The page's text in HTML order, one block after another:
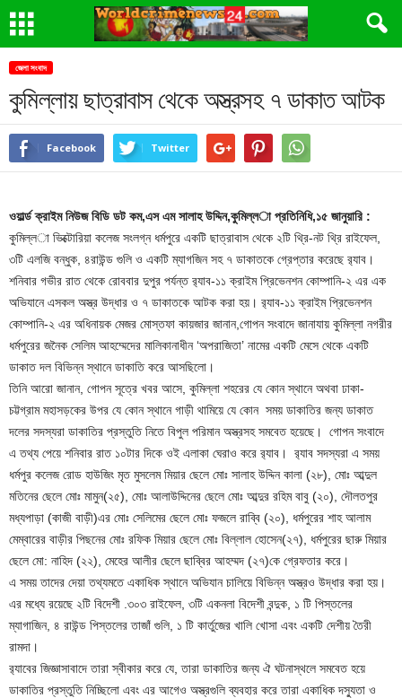
জেলা সংবাদ
কুমিল্লায় ছাত্রাবাস থেকে অস্ত্রসহ ৭ ডাকাত আটক
Facebook Twitter
ওয়ার্ল্ড ক্রাইম নিউজ বিডি ডট কম,এস এম সালাহ উদ্দিন,কুমিল্ল­া প্রতিনিধি,১৫ জানুয়ারি :
কুমিল্ল­া ভিক্টোরিয়া কলেজ সংলগ্ন ধর্মপুরে একটি ছাত্রাবাস থেকে ২টি থ্রি-নট থ্রি রাইফেল,
৩টি এলজি বন্ধুক, ৪রাউন্ড গুলি ও একটি ম্যাগজিন সহ ৭ ডাকাতকে গ্রেপ্তার করেছে র‌্যাব।
শনিবার গভীর রাত থেকে রোববার দুপুর পর্যন্ত র‌্যাব-১১ ক্রাইম প্রিভেনশন কোম্পানি-২ এর এক
অভিযানে এসকল অস্ত্র উদ্ধার ও ৭ ডাকাতকে আটক করা হয়। র‌্যাব-১১ ক্রাইম প্রিভেনশন
কোম্পানি-২ এর অধিনায়ক মেজর মোস্তফা কায়জার জানান,গোপন সংবাদে জানাযায় কুমিল্লা নগরীর
ধর্মপুরের জনৈক সেলিম আহম্মেদের মালিকানাধীন ‘অপরাজিতা’ নামের একটি মেসে থেকে একটি
ডাকাত দল বিভিন্ন স্থানে ডাকাতি করে আসছিলো।
তিনি আরো জানান, গোপন সূত্রে খবর আসে, কুমিল্লা শহরের যে কোন স্থানে অথবা ঢাকা-
চট্টগ্রাম মহাসড়কের উপর যে কোন স্থানে গাড়ী থামিয়ে যে কোন সময় ডাকাতির জন্য ডাকাত
দলের সদস্যরা ডাকাতির প্রস্তুতি নিতে বিপুল পরিমান অস্ত্রসহ সমবেত হয়েছে। গোপন সংবাদে
এ তথ্য পেয়ে শনিবার রাত ১০টার দিকে ওই এলাকা ঘেরাও করে র‌্যাব। র‌্যাব সদস্যরা এ সময়
ধর্মপুর কলেজ রোড হাউজিং মৃত মুসলেম মিয়ার ছেলে মোঃ সালাহ উদ্দিন কালা (২৮), মোঃ আব্দুল
মতিনের ছেলে মোঃ মামুন(২৫), মোঃ আলাউদ্দিনের ছেলে মোঃ আব্দুর রহিম বাবু (২০), দৌলতপুর
মধ্যপাড়া (কাজী বাড়ী)এর মোঃ সেলিমের ছেলে মোঃ ফজলে রাব্বি (২০), ধর্মপুরের শাহ আলাম
মেম্বারের বাড়ীর পিছনের মোঃ রফিক মিয়ার ছেলে মোঃ বিল্লাল হোসেন(২৭), ধর্মপুরের ছারু মিয়ার
ছেলে মো: নাহিদ (২২), মেহের আলীর ছেলে ছাব্বির আহম্মদ (২৭)কে গ্রেফতার করে।
এ সময় তাদের দেয়া তথ্যমতে একাধিক স্থানে অভিযান চালিয়ে বিভিন্ন অস্ত্রও উদ্ধার করা হয়।
এর মধ্যে রয়েছে ২টি বিদেশী .৩০৩ রাইফেল, ৩টি একনলা বিদেশী বন্দুক, ১ টি পিস্তলের
ম্যাগাজিন, ৪ রাউন্ড পিস্তলের তাজাঁ গুলি, ১ টি কার্তুজের খালি খোসা এবং একটি দেশীয় তৈরী
রামদা।
র‌্যাবের জিজ্ঞাসাবাদে তারা স্বীকার করে যে, তারা ডাকাতির জন্য ঐ ঘটনাস্থলে সমবেত হয়ে
ডাকাতির প্রস্তুতি নিচ্ছিলো এবং এর আগেও অস্ত্রগুলি ব্যবহার করে তারা একাধিক দস্যুতা ও